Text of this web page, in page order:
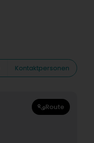
Kontaktpersonen
Route